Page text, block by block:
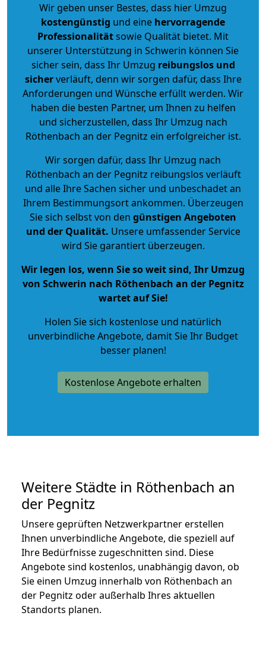
Wir geben unser Bestes, dass hier Umzug
kostengünstig und eine hervorragende
Professionalitätsowie Qualität bietet. Mit
unserer Unterstützung in Schwerin können Sie
sicher sein, dass Ihr Umzug reibungslos und
sicherverläuft, denn wir sorgen dafür, dass Ihre
Anforderungen und Wünsche erfüllt werden. Wir
haben die besten Partner, um Ihnen zu helfen
und sicherzustellen, dass Ihr Umzug nach
Röthenbach an der Pegnitz ein erfolgreicher ist.
Wir sorgen dafür, dass Ihr Umzug nach
Röthenbach an der Pegnitz reibungslos verläuft
und alle Ihre Sachen sicher und unbeschadet an
Ihrem Bestimmungsort ankommen. Überzeugen
Sie sich selbst von den günstigen Angeboten
und der Qualität. Unsere umfassender Service
wird Sie garantiert überzeugen.
Wir legen los, wenn Sie so weit sind, Ihr Umzug
von Schwerin nach Röthenbach an der Pegnitz
wartet auf Sie!
Holen Sie sich kostenlose und natürlich
unverbindliche Angebote, damit Sie Ihr Budget
besser planen!
Kostenlose Angebote erhalten
Weitere Städte in Röthenbach an
der Pegnitz
Unsere geprüften Netzwerkpartner erstellen
Ihnen unverbindliche Angebote, die speziell auf
Ihre Bedürfnisse zugeschnitten sind. Diese
Angebote sind kostenlos, unabhängig davon, ob
Sie einen Umzug innerhalb von Röthenbach an
der Pegnitz oder außerhalb Ihres aktuellen
Standorts planen.